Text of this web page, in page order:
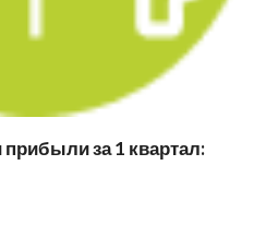
за 1 квартал: